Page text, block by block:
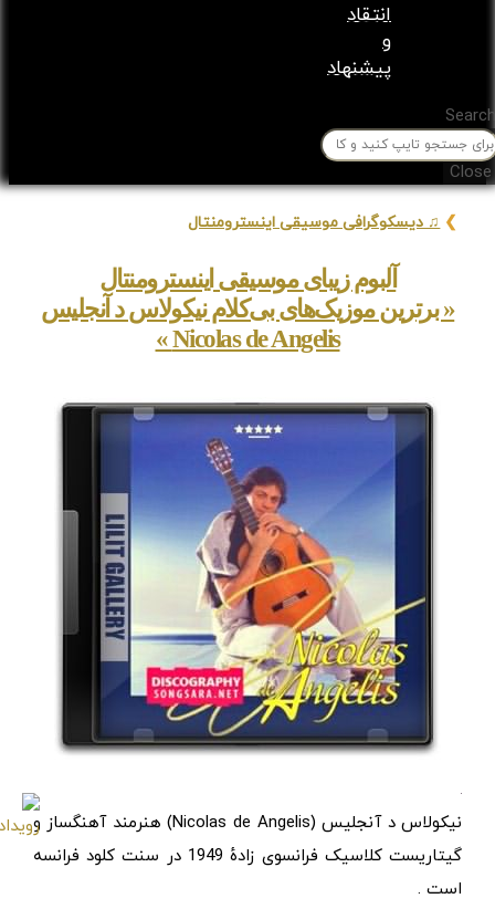
انتقاد
و
پیشنهاد
Close
❯ ♫ دیسکوگرافی موسیقی اینسترومنتال
آلبوم زیبای موسیقی اینسترومنتال
« برترین موزیک‌های بی‌کلام نیکولاس د آنجلیس
Nicolas de Angelis »
نیکولاس د آنجلیس (Nicolas de Angelis) هنرمند آهنگساز و
گیتاریست کلاسیک فرانسوی زادهٔ 1949 در سنت کلود فرانسه
است .